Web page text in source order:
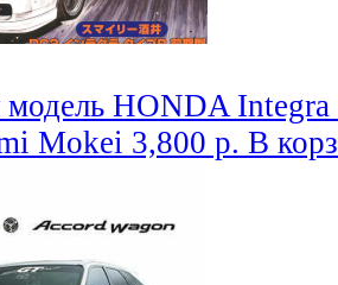
HONDA
Mokei 3,800 р. В